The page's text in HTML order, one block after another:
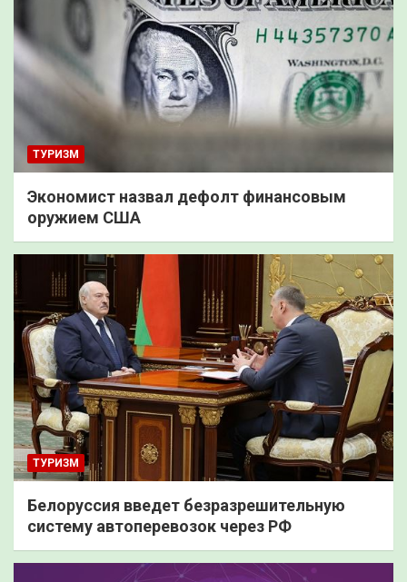
ТУРИЗМ
Экономист назвал дефолт финансовым
оружием США
ТУРИЗМ
Белоруссия введет безразрешительную
систему автоперевозок через РФ